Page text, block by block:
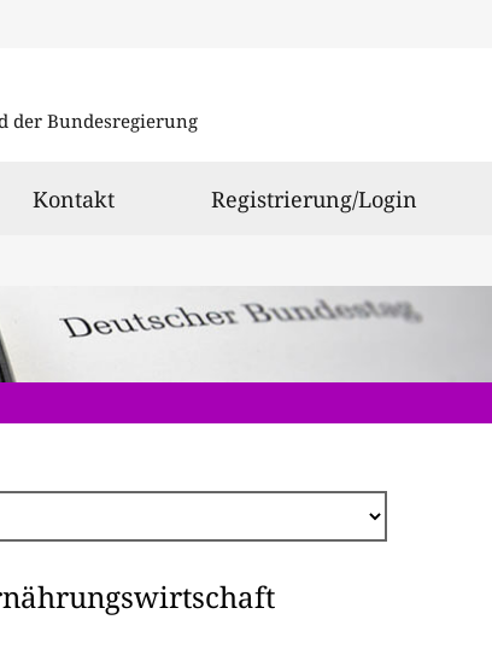
der Bundesregierung
Kontakt Registrierung/Login